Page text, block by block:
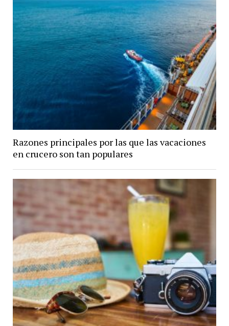
Razones principales por las que las vacaciones
en crucero son tan populares